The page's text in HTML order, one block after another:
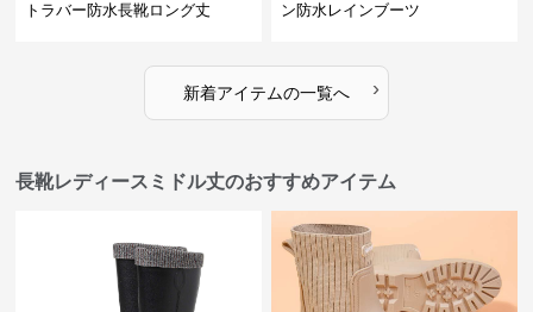
トラバー防水長靴ロング丈
ン防水レインブーツ
新着アイテムの一覧へ ›
長靴レディースミドル丈のおすすめアイテム